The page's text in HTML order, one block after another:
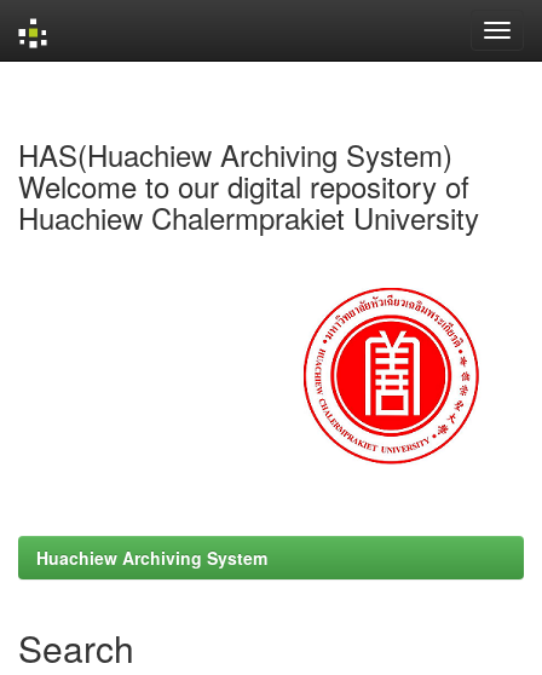
HAS(Huachiew Archiving System)
Welcome to our digital repository of
Huachiew Chalermprakiet University
Huachiew Archiving System
Search